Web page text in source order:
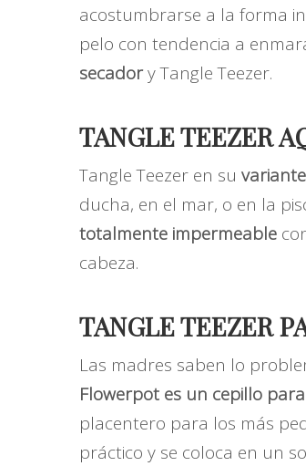
acostumbrarse a la forma
pelo con tendencia a
secadory Tangle Teezer.
TANGLE TEEZER
Tangle Teezer en su
ducha, en el mar, o en la
totalmente impermeable
cabeza.
TANGLE TEEZER
Las madres saben lo
Flowerpot es un cepillo
placentero para los más
práctico y se coloca en un